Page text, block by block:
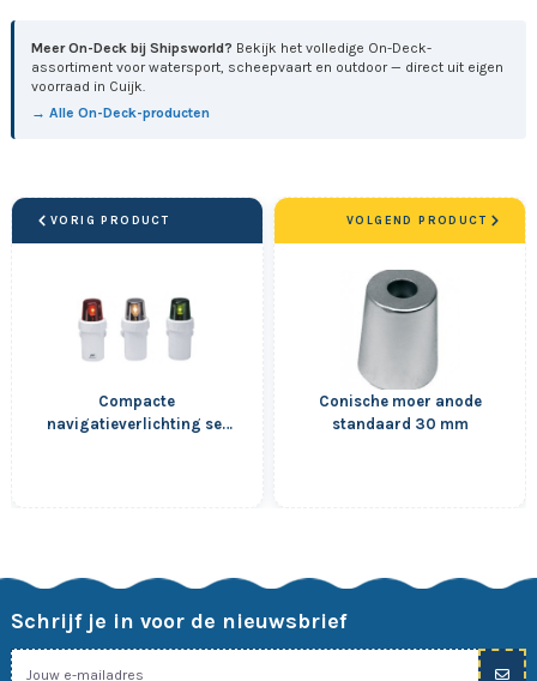
Meer On-Deck bij Shipsworld? Bekijk het volledige On-Deck-
assortiment voor watersport, scheepvaart en outdoor — direct uit eigen
voorraad in Cuijk.
→ Alle On-Deck-producten
VORIG PRODUCT
Compacte
navigatieverlichting set
Conische moer anode
standaard 30 mm
VOLGEND PRODUCT
Schrijf je in voor de nieuwsbrief